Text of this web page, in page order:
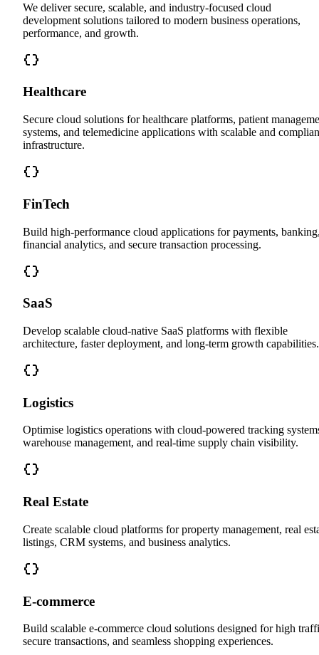
We deliver secure, scalable, and industry-focused cloud
development solutions tailored to modern business operations,
performance, and growth.
Healthcare
Secure cloud solutions for healthcare platforms, patient
systems, and telemedicine applications with scalable and
infrastructure.
FinTech
Build high-performance cloud applications for payments,
financial analytics, and secure transaction processing.
SaaS
Develop scalable cloud-native SaaS platforms with flexible
architecture, faster deployment, and long-term growth capabilities.
Logistics
Optimise logistics operations with cloud-powered tracking
warehouse management, and real-time supply chain visibility.
Real Estate
Create scalable cloud platforms for property management, real
listings, CRM systems, and business analytics.
E-commerce
Build scalable e-commerce cloud solutions designed for high
secure transactions, and seamless shopping experiences.